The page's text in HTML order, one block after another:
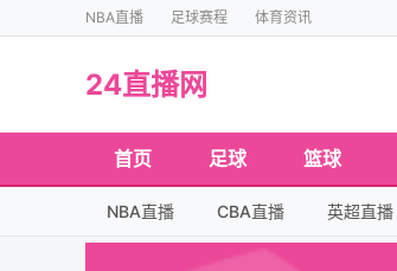
NBA直播 足球赛程 体育资讯
24直播网
首页 足球 篮球
NBA直播 CBA直播 英超直播